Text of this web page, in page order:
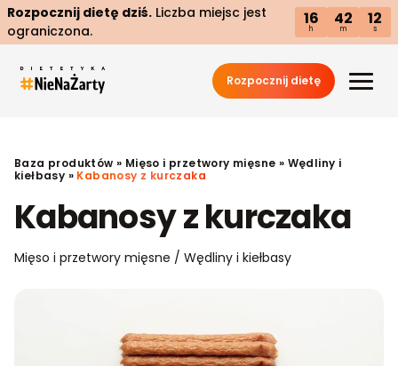
Rozpocznij dietę dziś. Liczba miejsc jest
ograniczona.
16
h
42
m
11
s
Rozpocznij dietę
Baza produktów » Mięso i przetwory mięsne » Wędliny i
kiełbasy » Kabanosy z kurczaka
Kabanosy z kurczaka
Mięso i przetwory mięsne / Wędliny i kiełbasy